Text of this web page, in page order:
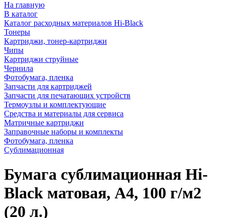
На главную
В каталог
Каталог расходных материалов Hi-Black
Тонеры
Картриджи, тонер-картриджи
Чипы
Картриджи струйные
Чернила
Фотобумага, пленка
Запчасти для картриджей
Запчасти для печатающих устройств
Термоузлы и комплектующие
Средства и материалы для сервиса
Матричные картриджи
Заправочные наборы и комплекты
Фотобумага, пленка
Сублимационная
Бумага сублимационная Hi-
Black матовая, A4, 100 г/м2
(20 л.)